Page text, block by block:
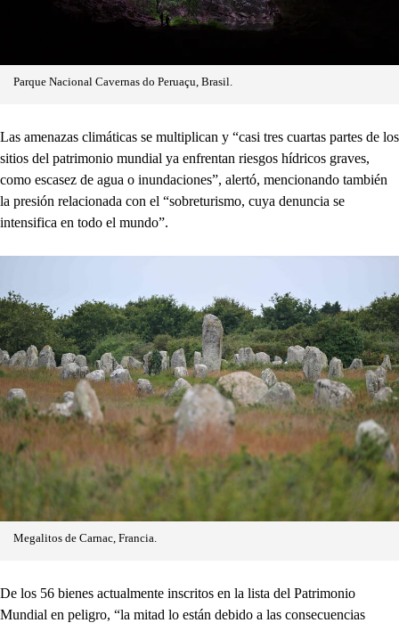
Parque Nacional Cavernas do Peruaçu, Brasil.
Las amenazas climáticas se multiplican y “casi tres cuartas partes de los
sitios del patrimonio mundial ya enfrentan riesgos hídricos graves,
como escasez de agua o inundaciones”, alertó, mencionando también
la presión relacionada con el “sobreturismo, cuya denuncia se
intensifica en todo el mundo”.
Megalitos de Carnac, Francia.
De los 56 bienes actualmente inscritos en la lista del Patrimonio
Mundial en peligro, “la mitad lo están debido a las consecuencias